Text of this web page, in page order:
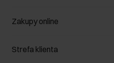
Zakupy online
Zarządzaj cookies
Strefa klienta